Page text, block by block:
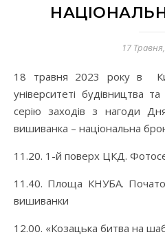
17
18 травня 2023 року в Київському національному
університеті будівництва
серію заходів з нагоди
вишиванка – національна
11.20. 1-й поверх ЦКД.
11.40. Площа КНУБА.
вишиванки
12.00. «Козацька битва на